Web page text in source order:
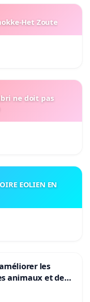
Het Zoute
ne doit pas
EOLIEN EN
les
animaux et de
en magasin